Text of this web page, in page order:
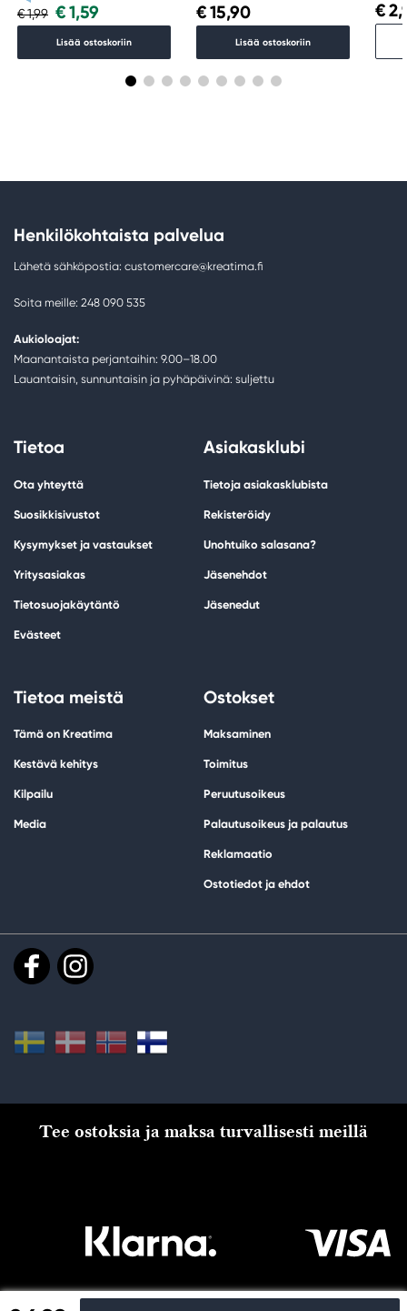
€ 1,99 € 1,59
Lisää ostoskoriin
€ 15,90
Lisää ostoskoriin
€
Henkilökohtaista palvelua
Lähetä sähköpostia: customercare@kreatima.fi
Soita meille: 248 090 535
Aukioloajat:
Maanantaista perjantaihin: 9.00–18.00
Lauantaisin, sunnuntaisin ja pyhäpäivinä: suljettu
Tietoa
Ota yhteyttä
Suosikkisivustot
Kysymykset ja vastaukset
Yritysasiakas
Tietosuojakäytäntö
Evästeet
Asiakasklubi
Tietoja asiakasklubista
Rekisteröidy
Unohtuiko salasana?
Jäsenehdot
Jäsenedut
Tietoa meistä
Tämä on Kreatima
Kestävä kehitys
Kilpailu
Media
Ostokset
Maksaminen
Toimitus
Peruutusoikeus
Palautusoikeus ja palautus
Reklamaatio
Ostotiedot ja ehdot
Tee ostoksia ja maksa turvallisesti meillä